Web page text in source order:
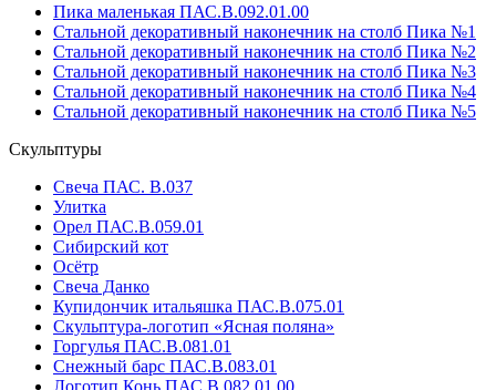
Пика маленькая ПАС.В.092.01.00
Стальной декоративный наконечник на столб Пика №1
Стальной декоративный наконечник на столб Пика №2
Стальной декоративный наконечник на столб Пика №3
Стальной декоративный наконечник на столб Пика №4
Стальной декоративный наконечник на столб Пика №5
Скульптуры
Свеча ПАС. В.037
Улитка
Орел ПАС.В.059.01
Сибирский кот
Осётр
Свеча Данко
Купидончик итальяшка ПАС.В.075.01
Скульптура-логотип «Ясная поляна»
Горгулья ПАС.В.081.01
Снежный барс ПАС.В.083.01
Логотип Конь ПАС.В.082.01.00